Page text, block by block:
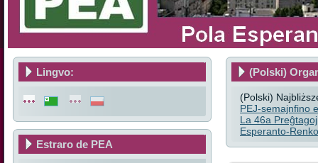
Lingvo:
Estraro de PEA
(Polski)
(Polski)
PEJ-semajnfino
La 46a
Esperanto-